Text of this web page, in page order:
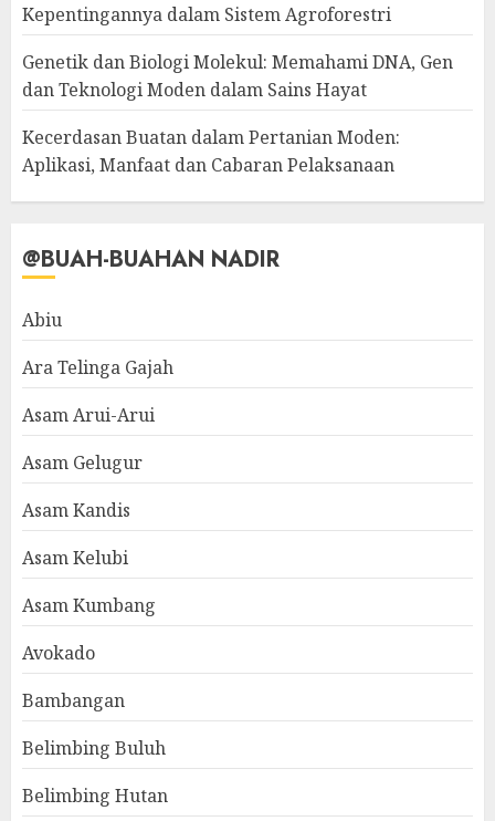
Kepentingannya dalam Sistem Agroforestri
Genetik dan Biologi Molekul: Memahami DNA, Gen
dan Teknologi Moden dalam Sains Hayat
Kecerdasan Buatan dalam Pertanian Moden:
Aplikasi, Manfaat dan Cabaran Pelaksanaan
@BUAH-BUAHAN NADIR
Abiu
Ara Telinga Gajah
Asam Arui-Arui
Asam Gelugur
Asam Kandis
Asam Kelubi
Asam Kumbang
Avokado
Bambangan
Belimbing Buluh
Belimbing Hutan